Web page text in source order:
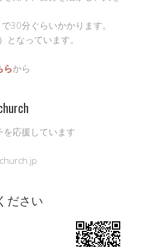
30分ぐらいかかります。
なっています。
らから
応援しています
ださい